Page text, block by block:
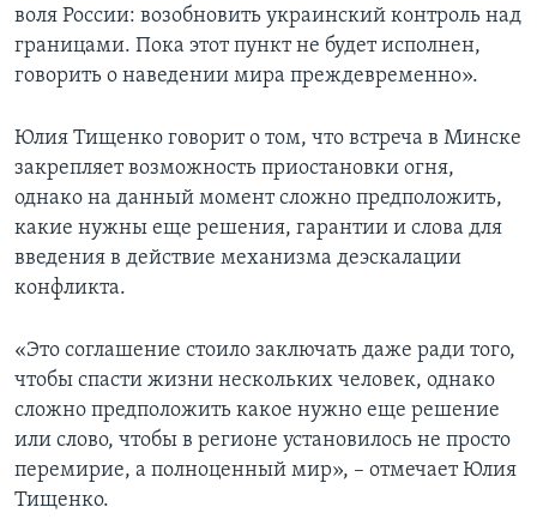
воля России: возобновить украинский контроль над
границами. Пока этот пункт не будет исполнен,
говорить о наведении мира преждевременно».
Юлия Тищенко говорит о том, что встреча в Минске
закрепляет возможность приостановки огня,
однако на данный момент сложно предположить,
какие нужны еще решения, гарантии и слова для
введения в действие механизма деэскалации
конфликта.
«Это соглашение стоило заключать даже ради того,
чтобы спасти жизни нескольких человек, однако
сложно предположить какое нужно еще решение
или слово, чтобы в регионе установилось не просто
перемирие, а полноценный мир», – отмечает Юлия
Тищенко.